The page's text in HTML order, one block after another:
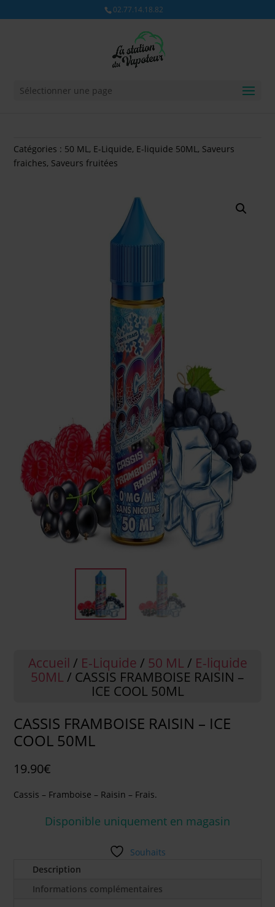
02.77.14.18.82
Sélectionner une page
Catégories : 50 ML, E-Liquide, E-liquide 50ML, Saveurs
fraiches, Saveurs fruitées
Accueil / E-Liquide / 50 ML / E-liquide
50ML / CASSIS FRAMBOISE RAISIN –
ICE COOL 50ML
CASSIS FRAMBOISE RAISIN – ICE
COOL 50ML
19.90€
Cassis – Framboise – Raisin – Frais.
Disponible uniquement en magasin
Souhaits
Description
Informations complémentaires